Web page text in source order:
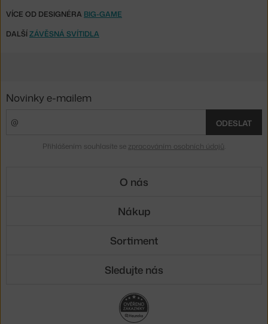
VÍCE OD DESIGNÉRA BIG-GAME
DALŠÍZÁVĚSNÁ SVÍTIDLA
Novinky e-mailem
ODESLAT
Přihlášením souhlasíte se zpracováním osobních údajů
O nás
Nákup
Sortiment
Sledujte nás